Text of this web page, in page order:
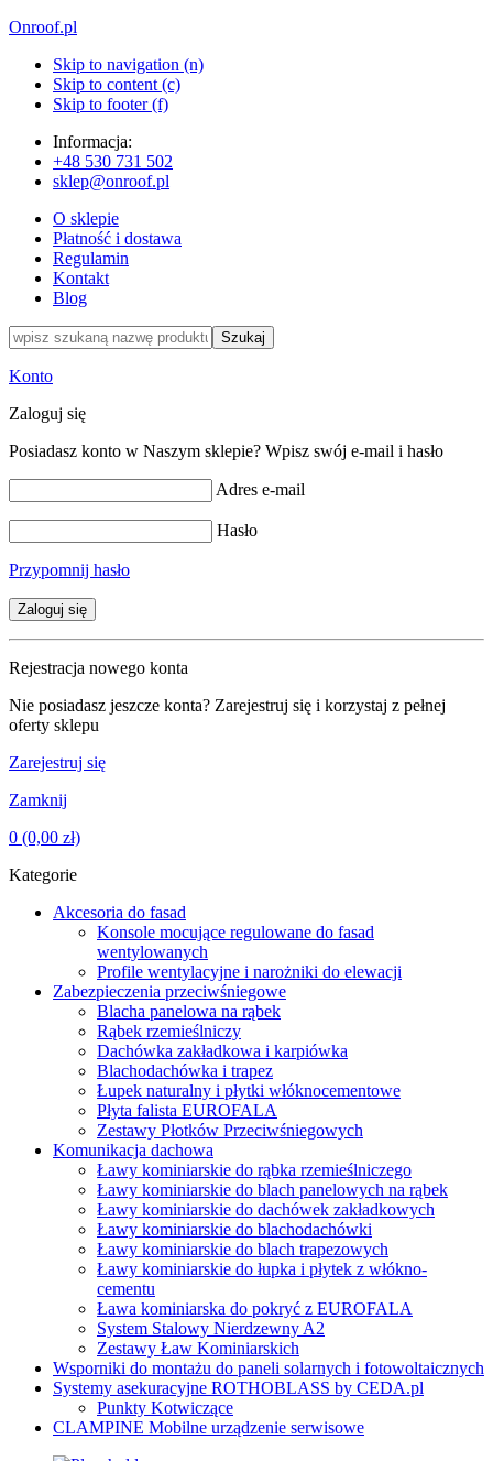
Onroof.pl
Skip to navigation (n)
Skip to content (c)
Skip to footer (f)
Informacja:
+48 530 731 502
sklep@onroof.pl
O sklepie
Płatność i dostawa
Regulamin
Kontakt
Blog
Szukaj
Konto
Zaloguj się
Posiadasz konto w Naszym sklepie? Wpisz swój e-mail i hasło
Adres e-mail
Hasło
Przypomnij hasło
Zaloguj się
Rejestracja nowego konta
Nie posiadasz jeszcze konta? Zarejestruj się i korzystaj z pełnej
oferty sklepu
Zarejestruj się
Zamknij
0 (0,00 zł)
Kategorie
Akcesoria do fasad
Konsole mocujące regulowane do fasad
wentylowanych
Profile wentylacyjne i narożniki do elewacji
Zabezpieczenia przeciwśniegowe
Blacha panelowa na rąbek
Rąbek rzemieślniczy
Dachówka zakładkowa i karpiówka
Blachodachówka i trapez
Łupek naturalny i płytki włóknocementowe
Płyta falista EUROFALA
Zestawy Płotków Przeciwśniegowych
Komunikacja dachowa
Ławy kominiarskie do rąbka rzemieślniczego
Ławy kominiarskie do blach panelowych na rąbek
Ławy kominiarskie do dachówek zakładkowych
Ławy kominiarskie do blachodachówki
Ławy kominiarskie do blach trapezowych
Ławy kominiarskie do łupka i płytek z włókno-
cementu
Ława kominiarska do pokryć z EUROFALA
System Stalowy Nierdzewny A2
Zestawy Ław Kominiarskich
Wsporniki do montażu do paneli solarnych i fotowoltaicznych
Systemy asekuracyjne ROTHOBLASS by CEDA.pl
Punkty Kotwiczące
CLAMPINE Mobilne urządzenie serwisowe